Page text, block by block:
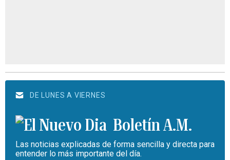
DE LUNES A VIERNES
Boletín A.M.
Las noticias explicadas de forma sencilla y directa para
entender lo más importante del día.